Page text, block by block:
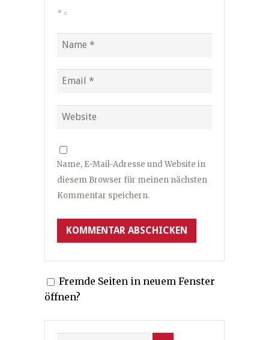
* =
Name, E-Mail-Adresse und Website in
diesem Browser für meinen nächsten
Kommentar speichern.
Fremde Seiten in neuem Fenster
öffnen?